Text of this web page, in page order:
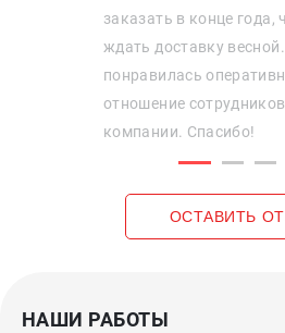
заказать в конце года,
ждать доставку
понравилась
отношение
компании. Спасибо!
ОСТАВИТЬ
НАШИ РАБОТЫ